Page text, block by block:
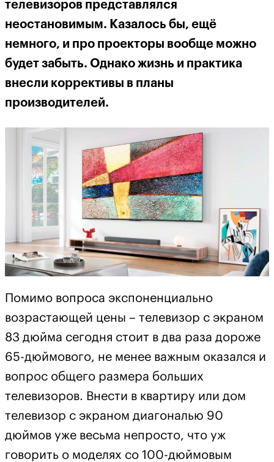
телевизоров представлялся
неостановимым. Казалось бы, ещё
немного, и про проекторы вообще можно
будет забыть. Однако жизнь и практика
внесли коррективы в планы
производителей.
Помимо вопроса экспоненциально
возрастающей цены – телевизор с экраном
83 дюйма сегодня стоит в два раза дороже
65-дюймового, не менее важным оказался и
вопрос общего размера больших
телевизоров. Внести в квартиру или дом
телевизор с экраном диагональю 90
дюймов уже весьма непросто, что уж
говорить о моделях со 100-дюймовым